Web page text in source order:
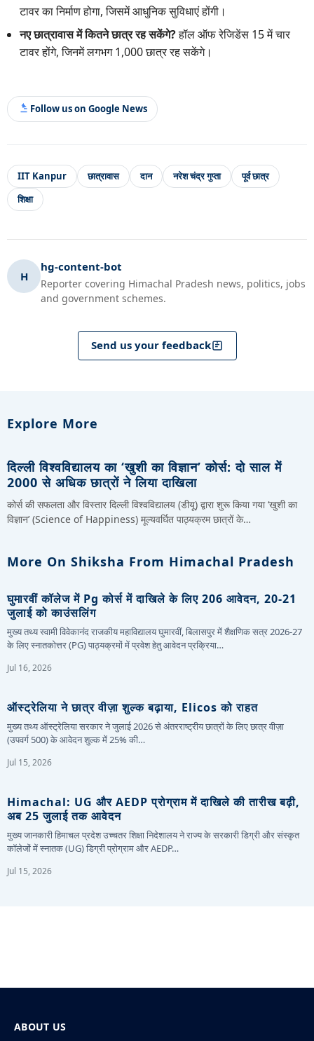
टावर का निर्माण होगा, जिसमें आधुनिक सुविधाएं होंगी।
नए छात्रावास में कितने छात्र रह सकेंगे?हॉल ऑफ रेजिडेंस 15 में चार
टावर होंगे, जिनमें लगभग 1,000 छात्र रह सकेंगे।
Follow us on Google News
IIT Kanpur छात्रावास दान नरेश चंद्र गुप्ता
पूर्व छात्र
शिक्षा
H
hg-content-bot
Reporter covering Himachal Pradesh news, politics, jobs
and government schemes.
Send us your feedback
Explore More
दिल्ली विश्वविद्यालय का ‘खुशी का विज्ञान’ कोर्स: दो साल में
2000 से अधिक छात्रों ने लिया दाखिला
कोर्स की सफलता और विस्तार दिल्ली विश्वविद्यालय (डीयू) द्वारा शुरू किया गया ‘खुशी का
विज्ञान’ (Science of Happiness) मूल्यवर्धित पाठ्यक्रम छात्रों के…
More On Shiksha From Himachal Pradesh
घुमारवीं कॉलेज में Pg कोर्स में दाखिले के लिए 206 आवेदन, 20-21
जुलाई को काउंसलिंग
मुख्य तथ्य स्वामी विवेकानंद राजकीय महाविद्यालय घुमारवीं, बिलासपुर में शैक्षणिक सत्र 2026-27
के लिए स्नातकोत्तर (PG) पाठ्यक्रमों में प्रवेश हेतु आवेदन प्रक्रिया…
Jul 16, 2026
ऑस्ट्रेलिया ने छात्र वीज़ा शुल्क बढ़ाया, Elicos को राहत
मुख्य तथ्य ऑस्ट्रेलिया सरकार ने जुलाई 2026 से अंतरराष्ट्रीय छात्रों के लिए छात्र वीज़ा
(उपवर्ग 500) के आवेदन शुल्क में 25% की…
Jul 15, 2026
Himachal: UG और AEDP प्रोग्राम में दाखिले की तारीख बढ़ी,
अब 25 जुलाई तक आवेदन
मुख्य जानकारी हिमाचल प्रदेश उच्चतर शिक्षा निदेशालय ने राज्य के सरकारी डिग्री और संस्कृत
कॉलेजों में स्नातक (UG) डिग्री प्रोग्राम और AEDP…
Jul 15, 2026
ABOUT US